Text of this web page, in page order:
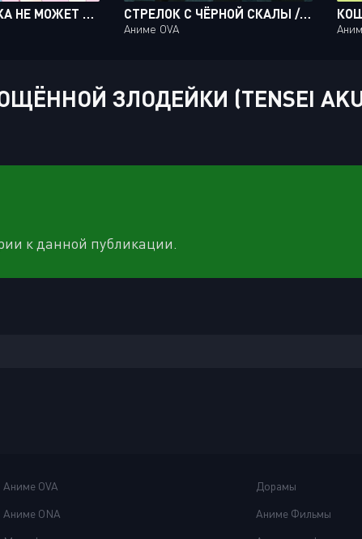
МОЯ СЕСТРЕНКА НЕ МОЖЕТ БЫТЬ ТАКОЙ МИЛАШКОЙ ТВ-2 / ORE NO IMOUTO GA KONNA NI KAWAII WAKE GA NAI TV-2 [16 ИЗ 16] СТРЕЛОК С ЧЁРНОЙ СКАЛЫ / BLACK ROCK SHOOTER
Аниме OVA
ЗЛОДЕЙКИ (TENSEI
к данной публикации.
Аниме OVA
Аниме ONA
Дорамы
Аниме Фильмы